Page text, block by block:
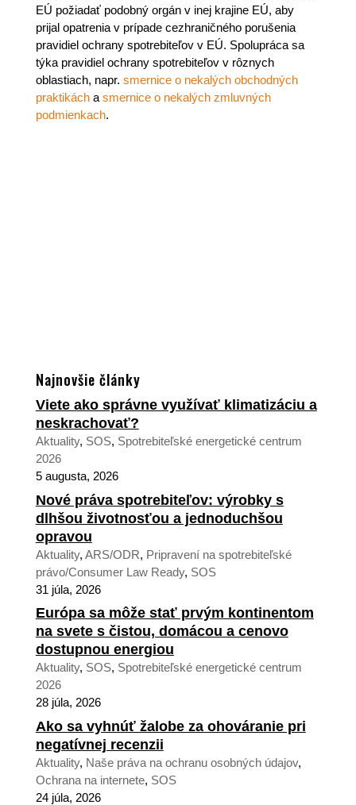
EÚ požiadať podobný orgán v inej krajine EÚ, aby
prijal opatrenia v prípade cezhraničného porušenia
pravidiel ochrany spotrebiteľov v EÚ. Spolupráca sa
týka pravidiel ochrany spotrebiteľov v rôznych
oblastiach, napr. smernice o nekalých obchodných
praktikácha smernice o nekalých zmluvných
podmienkach.
Najnovšie články
Viete ako správne využívať klimatizáciu a
neskrachovať?
Aktuality, SOS, Spotrebiteľské energetické centrum
2026
5 augusta, 2026
Nové práva spotrebiteľov: výrobky s
dlhšou životnosťou a jednoduchšou
opravou
Aktuality, ARS/ODR, Pripravení na spotrebiteľské
právo/Consumer Law Ready, SOS
31 júla, 2026
Európa sa môže stať prvým kontinentom
na svete s čistou, domácou a cenovo
dostupnou energiou
Aktuality, SOS, Spotrebiteľské energetické centrum
2026
28 júla, 2026
Ako sa vyhnúť žalobe za ohováranie pri
negatívnej recenzii
Aktuality, Naše práva na ochranu osobných údajov,
Ochrana na internete, SOS
24 júla, 2026